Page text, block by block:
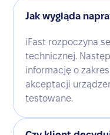
Jak wygląda
iFast rozpoczyna
technicznej.
informację o
akceptacji
testowane.